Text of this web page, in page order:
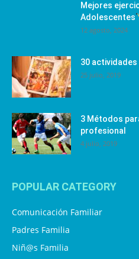
Mejores
Adolescentes
12 agosto, 2024
30
25 julio, 2019
3 Métodos
profesional
4 julio, 2019
POPULAR CATEGORY
Comunicación Familiar
Padres Familia
Niñ@s Familia